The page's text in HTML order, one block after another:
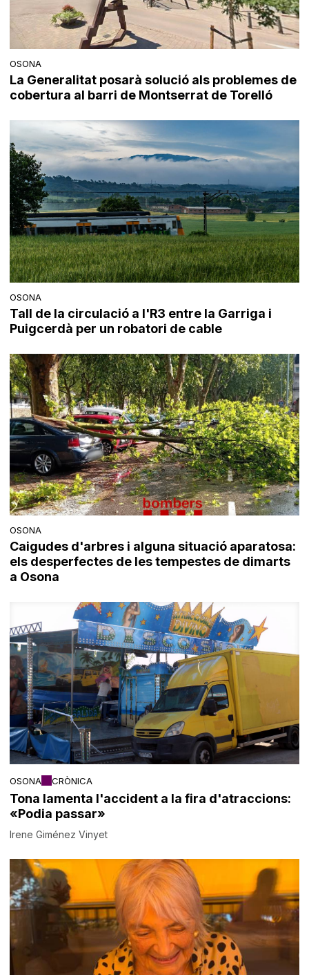
OSONA
La Generalitat posarà solució als problemes de
cobertura al barri de Montserrat de Torelló
OSONA
Tall de la circulació a l'R3 entre la Garriga i
Puigcerdà per un robatori de cable
OSONA
Caigudes d'arbres i alguna situació aparatosa:
els desperfectes de les tempestes de dimarts
a Osona
OSONA CRÒNICA
Tona lamenta l'accident a la fira d'atraccions:
«Podia passar»
Irene Giménez Vinyet